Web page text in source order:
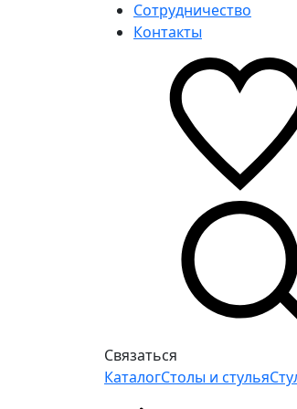
Сотрудничество
Контакты
Связаться
КаталогСтолы и стулья